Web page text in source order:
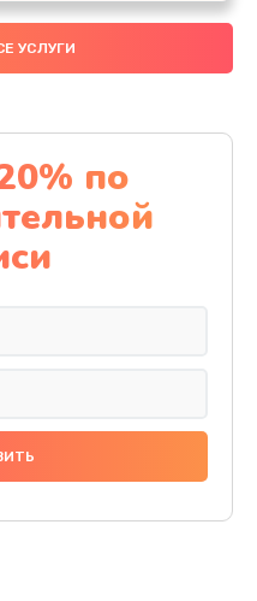
УСЛУГИ
по